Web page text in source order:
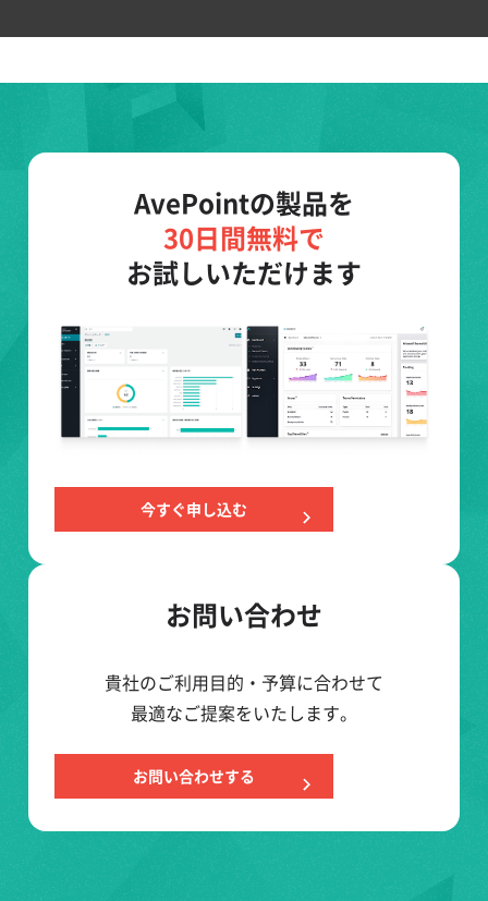
AvePointの製品を
30日間無料で
お試しいただけます
今すぐ申し込む
お問い合わせ
貴社のご利用目的・予算に合わせて
最適なご提案をいたします。
お問い合わせする